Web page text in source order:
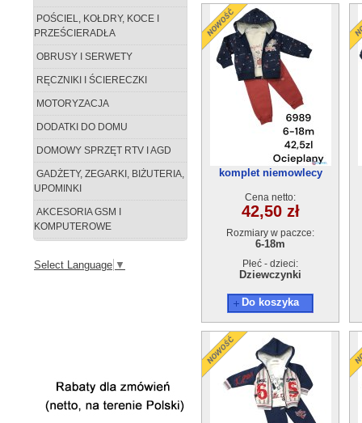
POŚCIEL, KOŁDRY, KOCE I
PRZEŚCIERADŁA
OBRUSY I SERWETY
RĘCZNIKI I ŚCIERECZKI
MOTORYZACJA
DODATKI DO DOMU
DOMOWY SPRZĘT RTV I AGD
GADŻETY, ZEGARKI, BIŻUTERIA,
UPOMINKI
AKCESORIA GSM I
KOMPUTEROWE
Select Language ▼
komplet niemowlecy
Cena netto:
42,50 zł
Rozmiary w paczce:
6-18m
Płeć - dzieci:
Dziewczynki
Do koszyka